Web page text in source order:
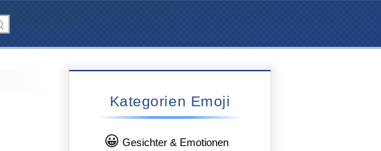
Kategorien Emoji
😀 Gesichter & Emotionen